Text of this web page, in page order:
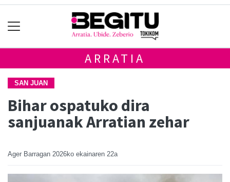
ARRATIA
SAN JUAN
Bihar ospatuko dira
sanjuanak Arratian zehar
Ager Barragan 2026ko ekainaren 22a